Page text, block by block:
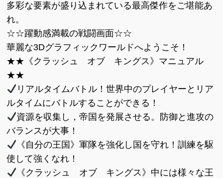
多彩な要素が盛り込まれている最高傑作をご堪能あ
れ。
☆☆躍動感満載の戦闘画面☆☆
華麗な3Dグラフィックワールドへようこそ！
★★《クラッシュ オブ キングス》マニュアル
★★
リアルタイムバトル！世界中のプレイヤーとリア
ルタイムにバトルすることができる！
資源を収集し，帝国を発展させる。防御と進攻の
バランスが大事！
《自分の王国》軍隊を強化し国を守れ！訓練を駆
使して強くなれ！
《クラッシュ オブ キングス》中には様々な王